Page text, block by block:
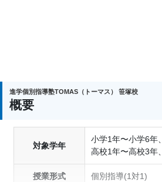
進学個別指導塾TOMAS（トーマス） 笹塚校
概要
対象学年
小学1年〜小学6年
高校1年〜高校3年
授業形式 個別指導(1対1)